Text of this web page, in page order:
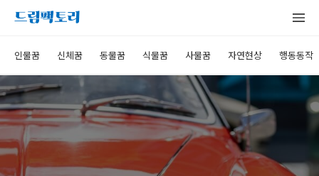
인물꿈 신체꿈 동물꿈 식물꿈 사물꿈 자연현상 행동동작